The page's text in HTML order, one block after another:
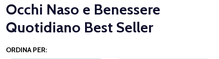
Occhi Naso e Benessere
Quotidiano Best Seller
ORDINA PER: